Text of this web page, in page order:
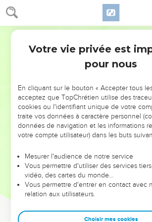
NE MANQUEZ PAS
DE L’ANNÉE !
ET SI LEURS ERREURS POUVAIENT
VOTRES ?
leur foi ou leur vision. Mais on voit moins les
et les saisons difficiles qu'ils ont traversés,
sont elles qui les ont
Dans cette conférence, leaders,
clés pour avancer avec plus de sagesse
Votre vie privée est
pour nous
En cliquant sur le bouton « Accepter tous
acceptez que TopChrétien utilise des
cookies ou l'identifiant unique de votre
traite vos données à caractère personnel
données de navigation et les informations
votre compte utilisateur) dans les buts
Mesurer l'audience de notre service
Vous permettre d'utiliser des services
vidéo, des cartes du monde…
Vous permettre d'entrer en contact avec
relation aux utilisateurs.
Choisir mes cookies